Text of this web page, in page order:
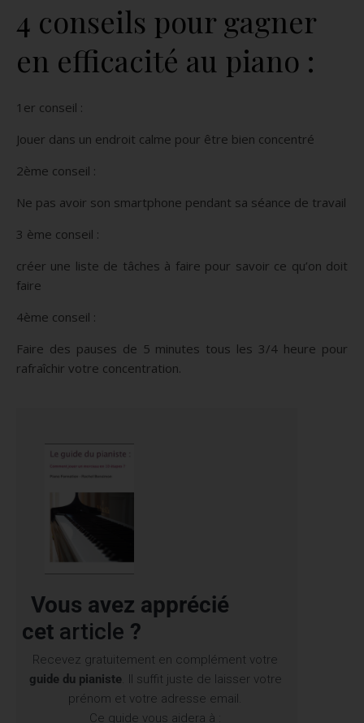
4 conseils pour gagner
en efficacité au piano :
1er conseil :
Jouer dans un endroit calme pour être bien concentré
2ème conseil :
Ne pas avoir son smartphone pendant sa séance de travail
3 ème conseil :
créer une liste de tâches à faire pour savoir ce qu’on doit
faire
4ème conseil :
Faire des pauses de 5 minutes tous les 3/4 heure pour
rafraîchir votre concentration.
avez apprécié
cet article ?
Recevez gratuitement en complément votre
guide du pianiste. Il suffit juste de laisser votre
prénom et votre adresse email.
Ce guide vous aidera à :